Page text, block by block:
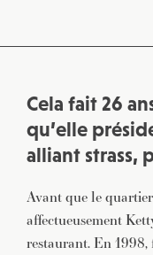
Cela fait 26
qu’elle
alliant strass,
Avant que le
affectueusement
restaurant. En 1998,